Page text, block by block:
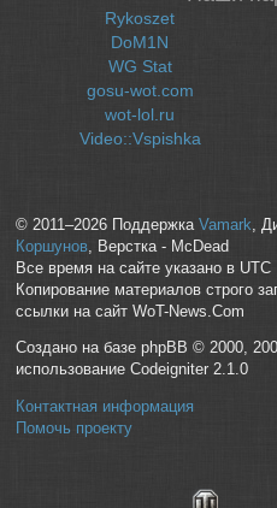
Rykoszet
DoM1N
WG Stat
gosu-wot.com
wot-lol.ru
Video::Vspishka
© 2011–2026 Поддержка Vamark,
Коршунов, Верстка - McDead
Все время на сайте указано в UTC
Копирование материалов строго
ссылки на сайт WoT-News.Com
Создано на базе phpBB © 2000,
использование Codeigniter 2.1.0
Контактная информация
Помочь проекту